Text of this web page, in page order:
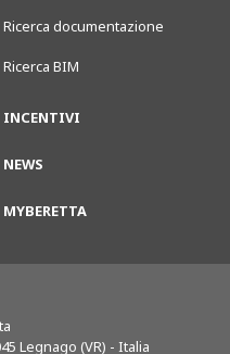
Ricerca documentazione
Ricerca BIM
INCENTIVI
NEWS
MYBERETTA
Legnago (VR) - Italia